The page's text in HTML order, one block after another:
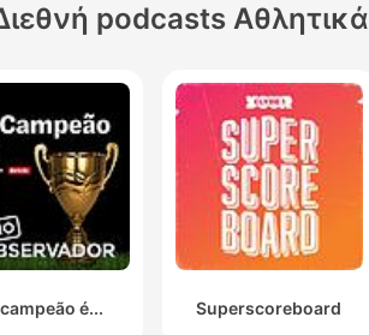
podcasts Αθλητικά
é... Superscoreboard